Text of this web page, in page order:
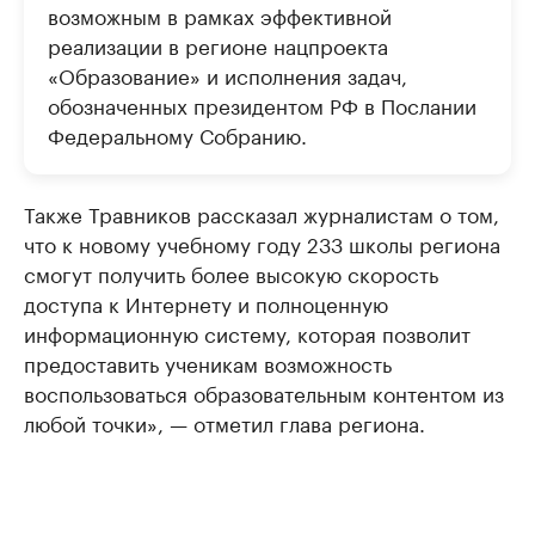
возможным в рамках эффективной
реализации в регионе нацпроекта
«Образование» и исполнения задач,
обозначенных президентом РФ в Послании
Федеральному Собранию.
Также Травников рассказал журналистам о том,
что к новому учебному году 233 школы региона
смогут получить более высокую скорость
доступа к Интернету и полноценную
информационную систему, которая позволит
предоставить ученикам возможность
воспользоваться образовательным контентом из
любой точки», — отметил глава региона.